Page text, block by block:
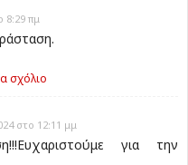
8:29 πμ
σχόλιο
στο 12:11 μμ
για την